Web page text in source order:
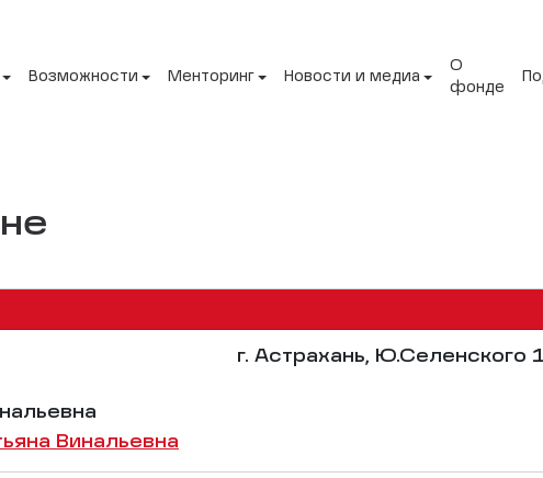
Возможности Менторинг Новости и медиа
О
фонде
г. Астрахань, Ю.Селенского
Винальевна